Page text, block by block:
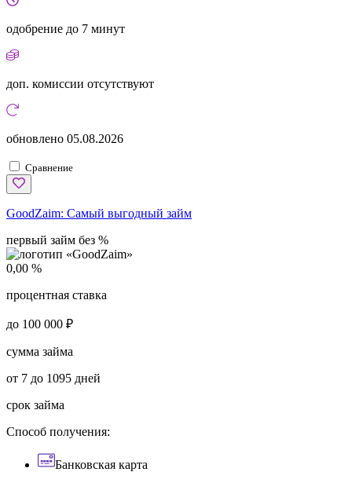
одобрение до 7 минут
доп. комиссии отсутствуют
обновлено 05.08.2026
Сравнение
GoodZaim: Самый выгодный займ
первый займ без %
0,00 %
процентная ставка
до 100 000 ₽
сумма займа
от 7 до 1095 дней
срок займа
Способ получения:
Банковская карта